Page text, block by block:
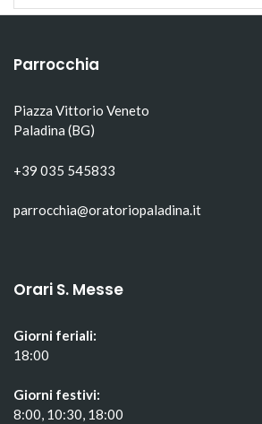
apre
in
in
una
apre
in
Parrocchia
Piazza Vittorio Veneto
Paladina (BG)
+39 035 545833
parrocchia@oratoriopaladina.it
Orari S. Messe
Giorni feriali:
18:00
Giorni festivi:
8:00, 10:30, 18:00